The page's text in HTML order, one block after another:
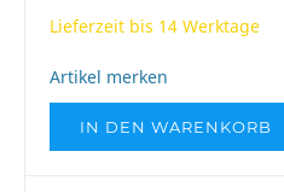
Lieferzeit bis 14 Werktage
Artikel merken
IN DEN WARENKORB